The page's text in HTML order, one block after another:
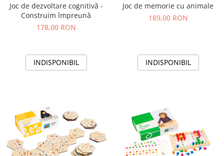
Joc de dezvoltare cognitivă -
Construim împreună
178,00 RON
INDISPONIBIL
Joc de memorie cu animale
189,00 RON
INDISPONIBIL